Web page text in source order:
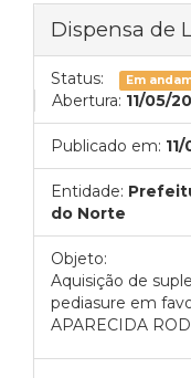
Dispensa de
Status: Em
Abertura: 11/05/
Publicado em:
Entidade:
do Norte
Objeto:
Aquisição de
pediasure em
APARECIDA